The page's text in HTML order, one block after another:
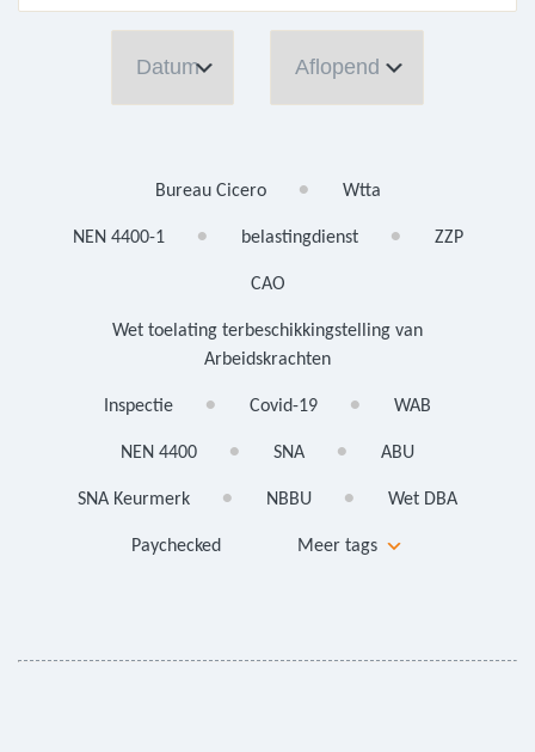
Bureau Cicero Wtta
NEN 4400-1 belastingdienst ZZP
CAO
Wet toelating terbeschikkingstelling van
Arbeidskrachten
Inspectie Covid-19 WAB
NEN 4400 SNA ABU
SNA Keurmerk NBBU Wet DBA
Paychecked Meer tags